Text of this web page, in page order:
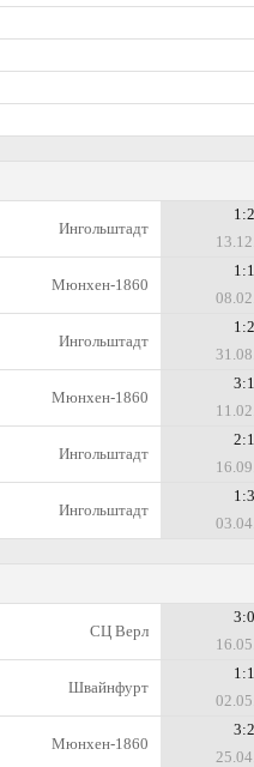
Ингольштадт
1:2
Мюнхен-1860
1:1
Ингольштадт
1:2
Мюнхен-1860
3:1
Ингольштадт
2:1
Ингольштадт
1:3
СЦ Верл
3:0
Швайнфурт
1:1
Мюнхен-1860
3:2